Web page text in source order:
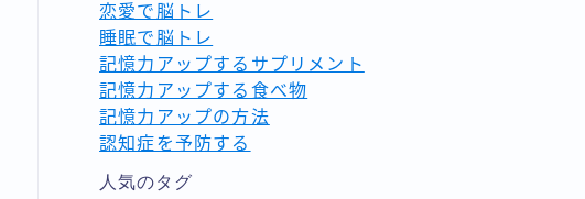
恋愛で脳トレ
睡眠で脳トレ
記憶力アップするサプリメント
記憶力アップする食べ物
記憶力アップの方法
認知症を予防する
人気のタグ